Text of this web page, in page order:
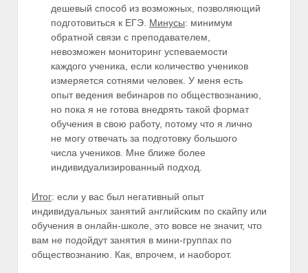
дешевый способ из возможных, позволяющий
подготовиться к ЕГЭ. Минусы: минимум
обратной связи с преподавателем,
невозможен мониторинг успеваемости
каждого ученика, если количество учеников
измеряется сотнями человек. У меня есть
опыт ведения вебинаров по обществознанию,
но пока я не готова внедрять такой формат
обучения в свою работу, потому что я лично
не могу отвечать за подготовку большого
числа учеников. Мне ближе более
индивидуализированный подход.
Итог: если у вас был негативный опыт
индивидуальных занятий английским по скайпу или
обучения в онлайн-школе, это вовсе не значит, что
вам не подойдут занятия в мини-группах по
обществознанию. Как, впрочем, и наоборот.